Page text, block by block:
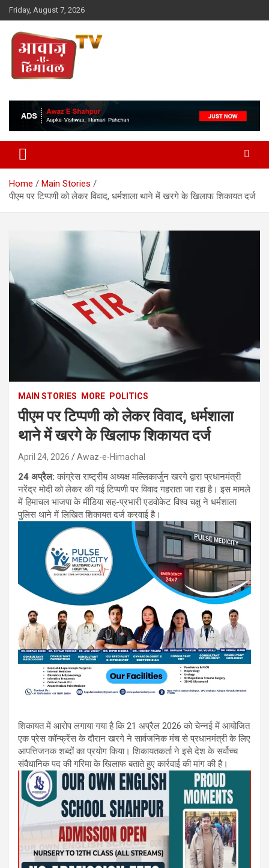
Skip
to
content
Friday, August 7, 2026
Awaz-E-Shahpur
Home
Main Stories
पीएम पर टिप्पणी को लेकर विवाद, धर्मशाला थाने में खरगे के खिलाफ शिकायत दर्ज
MAIN STORIES MORE POLITICS
पीएम पर टिप्पणी को लेकर विवाद, धर्मशाला
थाने में खरगे के खिलाफ शिकायत दर्ज
April 24, 2026 Awaz-e-Himachal
24 अप्रैल:कांग्रेस राष्ट्रीय अध्यक्ष मल्लिकार्जुन खरगे द्वारा प्रधानमंत्री
नरेंद्र मोदी को लेकर की गई टिप्पणी पर विवाद गहराता जा रहा है। इस मामले
में हिमाचल भाजपा के मीडिया सह-प्रभारी एडवोकेट विश्व चक्षु ने धर्मशाला
पुलिस थाने में लिखित शिकायत दर्ज करवाई है।
शिकायत में आरोप लगाया गया है कि 21 अप्रैल 2026 को चेन्नई में आयोजित
एक प्रेस कॉन्फ्रेंस के दौरान खरगे ने सार्वजनिक मंच से प्रधानमंत्री के लिए
आपत्तिजनक शब्दों का प्रयोग किया। शिकायतकर्ता ने इसे देश के सर्वोच्च
संवैधानिक पद की गरिमा के खिलाफ बताते हुए कार्रवाई की मांग की है।